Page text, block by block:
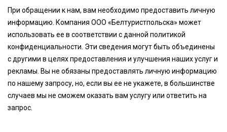
При обращении к нам, вам необходимо предоставить личную
информацию. Компания ООО «Белтуристпольска» может
использовать ее в соответствии с данной политикой
конфиденциальности. Эти сведения могут быть объединены
с другими в целях предоставления и улучшения наших услуг и
рекламы. Вы не обязаны предоставлять личную информацию
по нашему запросу, но, если вы ее не укажете, в большинстве
случаев мы не сможем оказать вам услугу или ответить на
запрос.